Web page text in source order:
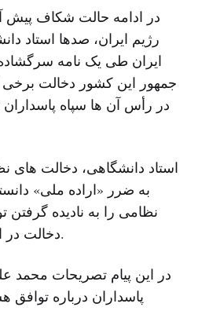
در ادامه حالت شکاف پیش
ایران طی یک نامه
جمهور این کشور دخالت
در رأس آن ها سپاه
به ضرر «اراده ملی»
نظامی را به نادیده
دخالت در امور سیاسی متهم کردند.
در این پیام تصریحات محمد
پاسداران درباره